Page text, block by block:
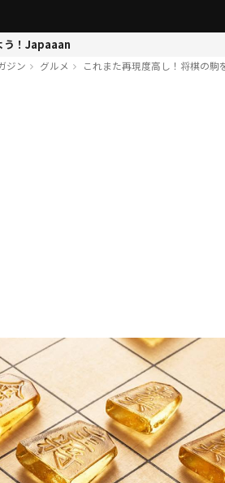
う！Japaaan
ジン グルメ これまた再現度高し！将棋の駒